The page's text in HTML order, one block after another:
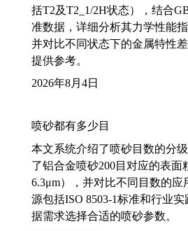
括T2及T2_1/2H状态），结合
准数据，详细分析其力学性能
并对比不同状态下的金属特性
提供参考。
2026年8月4日
喷砂都有多少目
本文系统介绍了喷砂目数的分
了铝合金喷砂200目对应的表面
6.3μm），并对比不同目数的应
源包括ISO 8503-1标准和行业
据需求选择合适的喷砂参数。